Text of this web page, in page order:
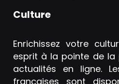
Culture
Enrichissez votre
esprit à la pointe de la
actualités en ligne.
françaises sont